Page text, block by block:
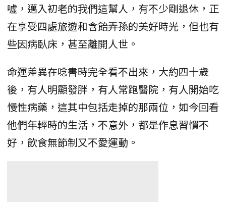
噓，邁入初老的我們這幫人，有不少剛退休，正
在享受四處旅遊和含飴弄孫的美好時光，但也有
些因病臥床，甚至離開人世。
命運差異在唸書時完全看不出來，大約四十歲
後，有人明顯發胖，有人常跑醫院，有人開始吃
慢性病藥，這其中包括走掉的那兩位，如今回看
他們年輕時的生活，不意外，都是作息習慣不
好，飲食無節制又不愛運動。